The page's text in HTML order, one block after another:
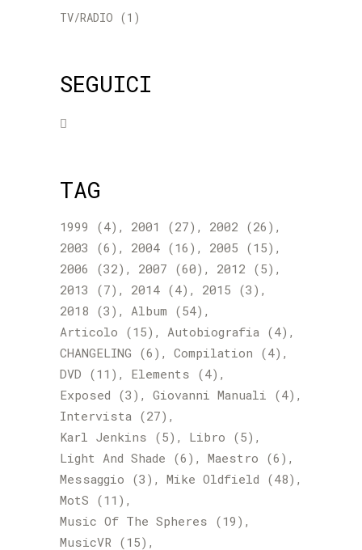
TV/RADIO (1)
SEGUICI
TAG
1999 (4) 2001 (27) 2002 (26)
2003 (6) 2004 (16) 2005 (15)
2006 (32) 2007 (60) 2012 (5)
2013 (7) 2014 (4) 2015 (3)
2018 (3) Album (54)
Articolo (15) Autobiografia (4)
CHANGELING (6) Compilation (4)
DVD (11) Elements (4)
Exposed (3) Giovanni Manuali
(4)
Intervista (27)
Karl Jenkins (5) Libro (5)
Light And Shade (6) Maestro (6)
Messaggio (3) Mike Oldfield (48)
MotS (11)
Music Of The Spheres (19)
MusicVR (15)